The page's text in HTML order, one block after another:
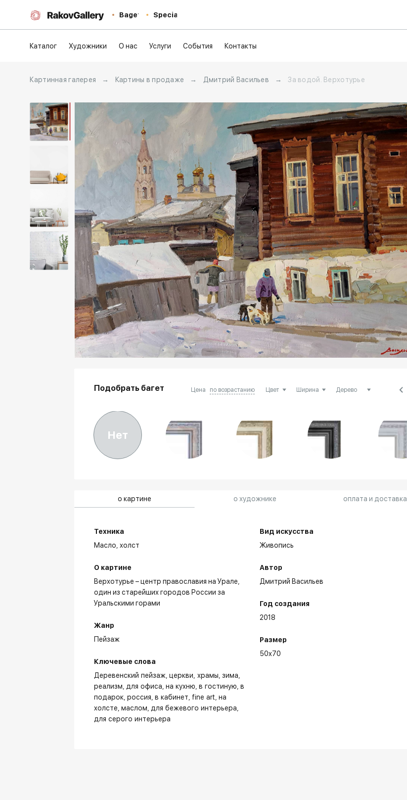
Baget Special
Каталог Художники О нас Услуги События Контакты
Картинная галерея → Картины в продаже → Дмитрий Васильев → За водой. Верхотурье
Подобрать багет Цена по возрастанию
Нет
о картине о художнике оплата и доставка
Техника
Масло,холст
О картине
Верхотурье – центр православия на Урале,
один из старейших городов России за
Уральскими горами
Жанр
Пейзаж
Ключевые слова
Деревенский пейзаж церкви, храмы зима
реализм для офиса на кухню в гостиную в
подарок россия в кабинет fine art на
холсте маслом для бежевого интерьера
для серого интерьера
Вид искусства
Живопись
Автор
Дмитрий Васильев
Год создания
2018
Размер
50x70